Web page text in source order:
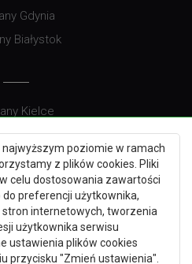
najwyższym poziomie w ramach
z plików cookies. Pliki
celu dostosowania zawartości
preferencji użytkownika,
internetowych, tworzenia
użytkownika serwisu
ustawienia plików cookies
przycisku "Zmień ustawienia".
Gdynia
Białystok
Kielce
Gdańsk
Toruń
Bydgoszcz
Łódź